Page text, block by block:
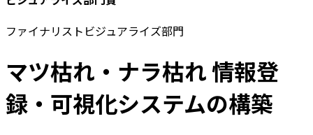
ファイナリスト ビジュアライズ部門
マツ枯れ・ナラ枯れ 情報登
録・可視化システムの構築